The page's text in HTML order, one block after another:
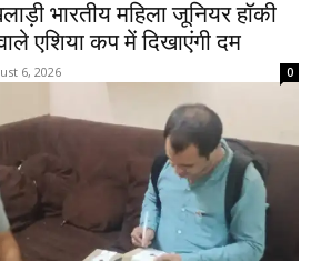
भारतीय महिला जूनियर हॉकी
एशिया कप में दिखाएंगी दम
6, 2026 0